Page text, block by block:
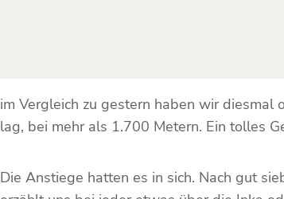
im Vergleich zu gestern haben wir
lag, bei mehr als 1.700 Metern. Ein tolles
Die Anstiege hatten es in sich. Nach gut